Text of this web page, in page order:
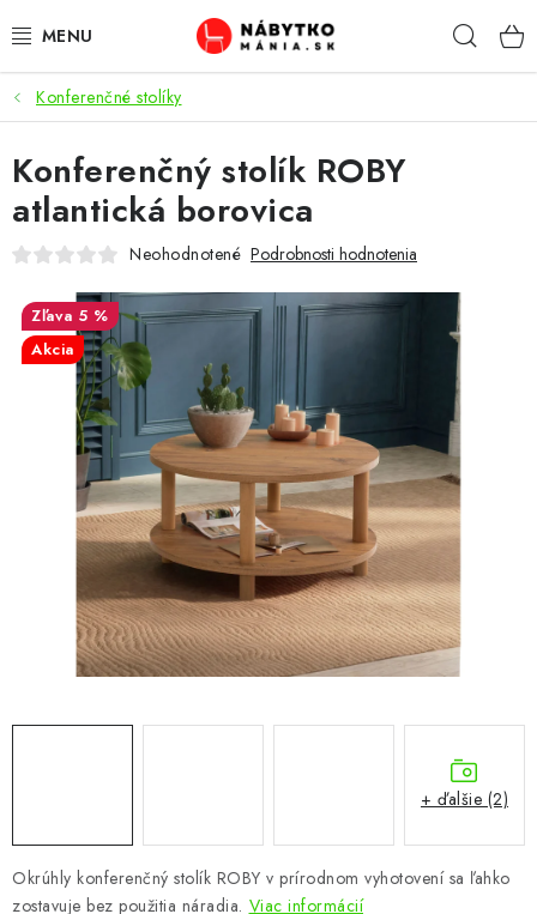
na
VÝPREDAJ
NOVINKY
OBÝVACIA IZBA
KUCHYŇA
SPÁĽŇA
PREDSIENE
PRACOVŇA / KANCELÁRIA
KÚPEĽŇA
DETSKÉ A ŠTUDENTSKÉ
DOPLNKY A DEKORÁCIE
ZÁHRADA
Reklamácie a odstúpenie od zmluvy
Konferenčné stolíky
Okrúhly konferenčný stolík ROBY v prírodnom vyhotovení sa ľahko
zostavuje bez použitia náradia. Viac informácií
Konferenčný stolík ROBY
atlantická borovica
Neohodnotené Podrobnosti hodnotenia
5 %
Akcia
+ ďalšie (2)